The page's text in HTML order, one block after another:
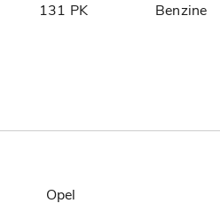
131 PK Benzine
Opel